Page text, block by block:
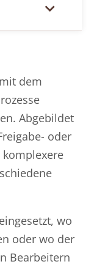
dem
Abgebildet
oder
wo
oder wo der
Bearbeitern